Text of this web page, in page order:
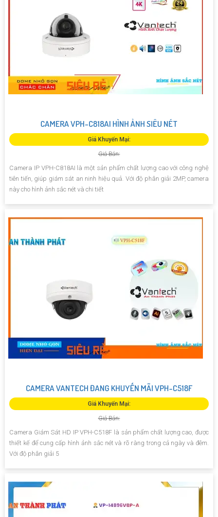
CAMERA VPH-C818AI HÌNH ẢNH SIÊU NÉT
Giá Khuyến Mại:
Giá Bán:
Camera IP VPH-C818AI là một sản phẩm chất lượng cao với công nghệ
tiên tiến, giúp giám sát an ninh hiệu quả. Với độ phân giải 2MP, camera
này cho hình ảnh sắc nét và chi tiết
CAMERA VANTECH ĐANG KHUYẾN MÃI VPH-C518F
Giá Khuyến Mại:
Giá Bán:
Camera Giám Sát HD IP VPH-C518F là sản phẩm chất lượng cao, được
thiết kế để cung cấp hình ảnh sắc nét và rõ ràng trong cả ngày và đêm.
Với độ phân giải 5